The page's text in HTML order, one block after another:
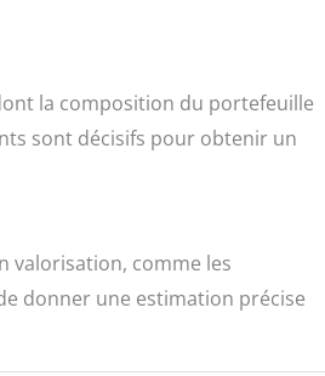
la composition du portefeuille
sont décisifs pour obtenir un
valorisation, comme les
donner une estimation précise